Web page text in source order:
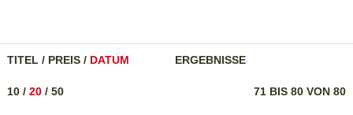
TITEL / PREIS / DATUM ERGEBNISSE
71 BIS 80 VON 80
10 / 20 / 50